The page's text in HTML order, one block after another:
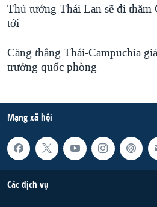
Thủ tướng Thái Lan sẽ đi thăm
tới
Căng thẳng Thái-Campuchia
trưởng quốc phòng
Mạng xã hội
Các dịch vụ